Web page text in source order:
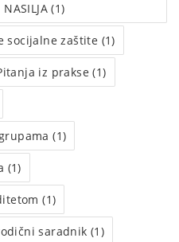
(1)
socijalne zaštite (1)
iz prakse (1)
(1)
(1)
(1)
saradnik (1)